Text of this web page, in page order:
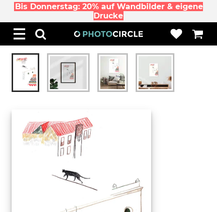
Bis Donnerstag: 20% auf Wandbilder & eigene
Drucke